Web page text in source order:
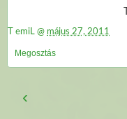
T emiL @ május 27, 2011
Megosztás
‹